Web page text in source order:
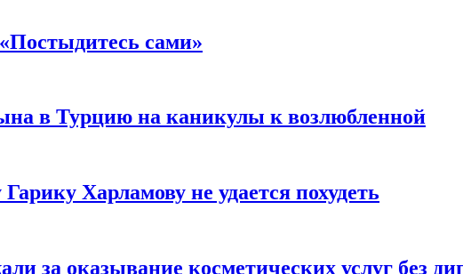
сами»
в Турцию на каникулы к возлюбленной
Харламову не удается похудеть
за оказывание косметических услуг без